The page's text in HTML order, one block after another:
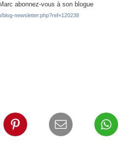
abonnez-vous à son blogue
newsletter.php?ref=120238